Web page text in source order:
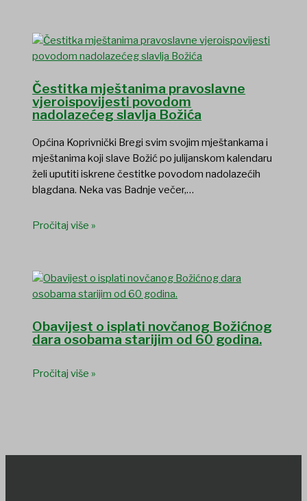
Čestitka mještanima pravoslavne
vjeroispovijesti povodom
nadolazećeg slavlja Božića
Općina Koprivnički Bregi svim svojim mještankama i
mještanima koji slave Božić po julijanskom kalendaru
želi uputiti iskrene čestitke povodom nadolazećih
blagdana. Neka vas Badnje večer,…
Pročitaj više »
Obavijest o isplati novčanog Božićnog
dara osobama starijim od 60 godina.
Pročitaj više »